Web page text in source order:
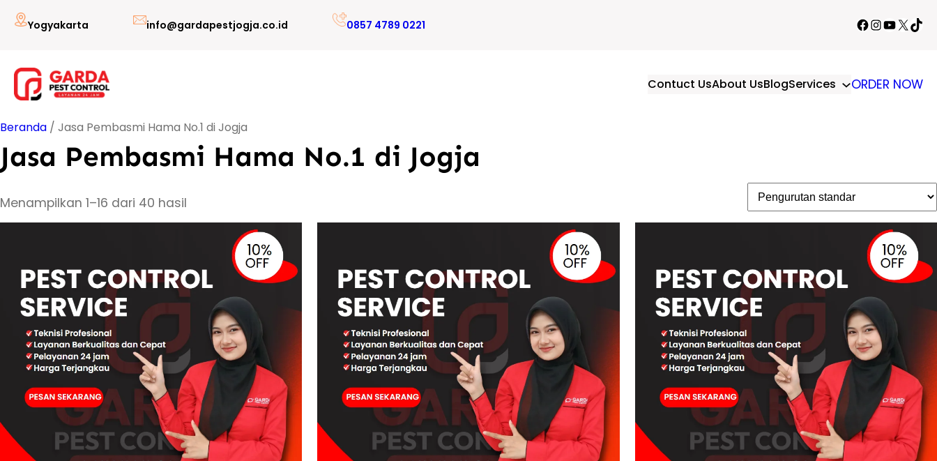
Lewati
Yogyakarta info@gardapestjogja.co.id 0857 4789 0221 Facebook
Instagram
YouTube
X
Contuct UsAbout UsBlogServices ORDER NOW
Beranda / Jasa Pembasmi Hama No.1 di Jogja
Jasa Pembasmi Hama No.1 di Jogja
Menampilkan 1–16 dari 40 hasil